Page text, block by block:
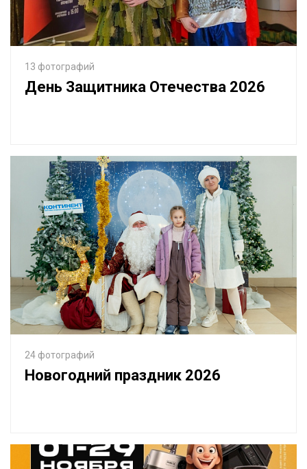
13 фотографий
День Защитника Отечества 2026
24 фотографий
Новогодний праздник 2026